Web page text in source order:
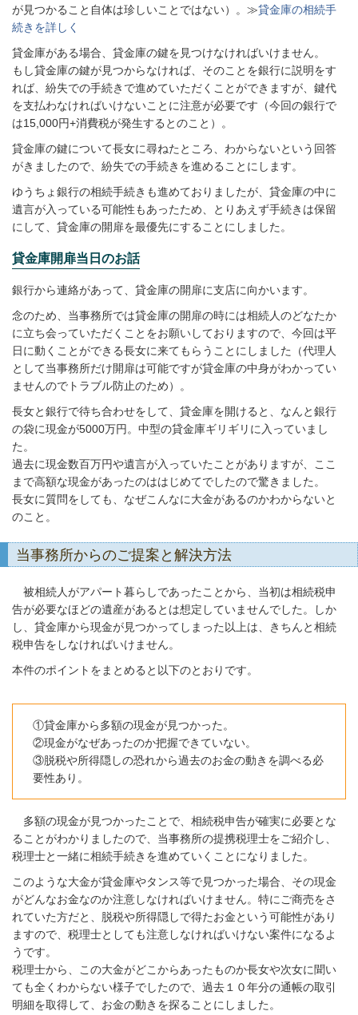
が見つかること自体は珍しいことではない）。≫貸金庫の相続手
続きを詳しく
貸金庫がある場合、貸金庫の鍵を見つけなければいけません。
もし貸金庫の鍵が見つからなければ、そのことを銀行に説明をす
れば、紛失での手続きで進めていただくことができますが、鍵代
を支払わなければいけないことに注意が必要です（今回の銀行で
は15,000円+消費税が発生するとのこと）。
貸金庫の鍵について長女に尋ねたところ、わからないという回答
がきましたので、紛失での手続きを進めることにします。
ゆうちょ銀行の相続手続きも進めておりましたが、貸金庫の中に
遺言が入っている可能性もあったため、とりあえず手続きは保留
にして、貸金庫の開扉を最優先にすることにしました。
貸金庫開扉当日のお話
銀行から連絡があって、貸金庫の開扉に支店に向かいます。
念のため、当事務所では貸金庫の開扉の時には相続人のどなたか
に立ち会っていただくことをお願いしておりますので、今回は平
日に動くことができる長女に来てもらうことにしました（代理人
として当事務所だけ開扉は可能ですが貸金庫の中身がわかってい
ませんのでトラブル防止のため）。
長女と銀行で待ち合わせをして、貸金庫を開けると、なんと銀行
の袋に現金が5000万円。中型の貸金庫ギリギリに入っていまし
た。
過去に現金数百万円や遺言が入っていたことがありますが、ここ
まで高額な現金があったのははじめてでしたので驚きました。
長女に質問をしても、なぜこんなに大金があるのかわからないと
のこと。
当事務所からのご提案と解決方法
被相続人がアパート暮らしであったことから、当初は相続税申
告が必要なほどの遺産があるとは想定していませんでした。しか
し、貸金庫から現金が見つかってしまった以上は、きちんと相続
税申告をしなければいけません。
本件のポイントをまとめると以下のとおりです。
①貸金庫から多額の現金が見つかった。
②現金がなぜあったのか把握できていない。
③脱税や所得隠しの恐れから過去のお金の動きを調べる必
要性あり。
多額の現金が見つかったことで、相続税申告が確実に必要とな
ることがわかりましたので、当事務所の提携税理士をご紹介し、
税理士と一緒に相続手続きを進めていくことになりました。
このような大金が貸金庫やタンス等で見つかった場合、その現金
がどんなお金なのか注意しなければいけません。特にご商売をさ
れていた方だと、脱税や所得隠しで得たお金という可能性があり
ますので、税理士としても注意しなければいけない案件になるよ
うです。
税理士から、この大金がどこからあったものか長女や次女に聞い
ても全くわからない様子でしたので、過去１０年分の通帳の取引
明細を取得して、お金の動きを探ることにしました。